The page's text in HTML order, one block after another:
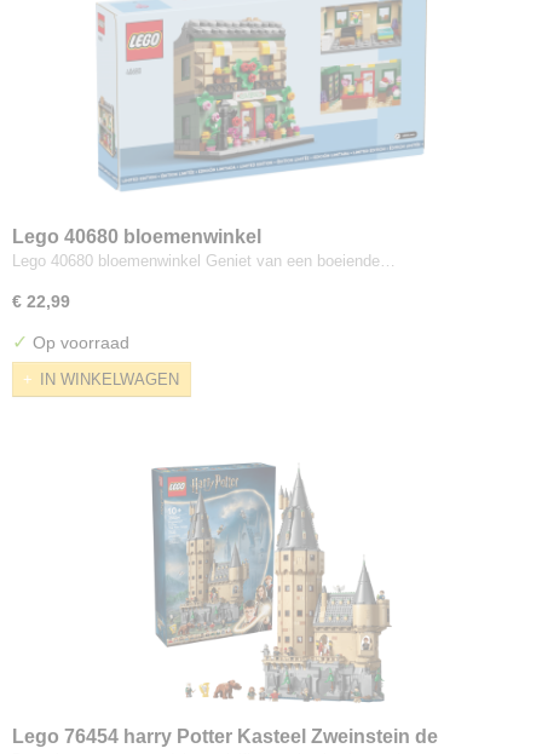
Lego 40680 bloemenwinkel
Lego 40680 bloemenwinkel Geniet van een boeiende…
€ 22,99
✓ Op voorraad
IN WINKELWAGEN
Lego 76454 harry Potter Kasteel Zweinstein de